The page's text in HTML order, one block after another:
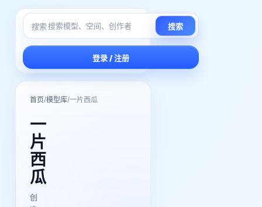
搜索 搜索
登录 / 注册
首页/模型库/一片西瓜
一
片
西
瓜
创